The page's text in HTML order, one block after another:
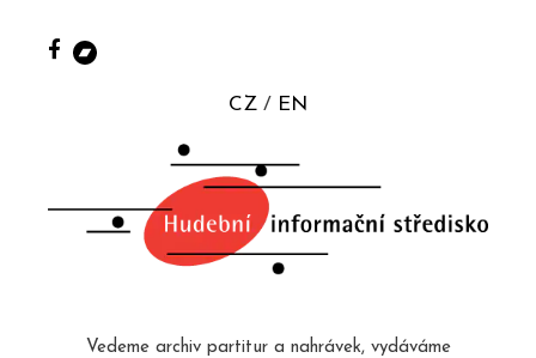
CZ EN
Vedeme archiv partitur a nahrávek, vydáváme